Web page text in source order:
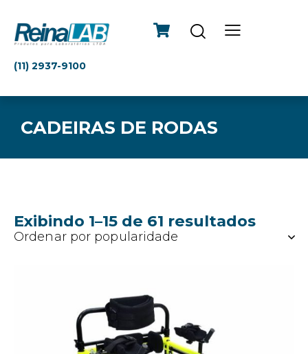
(11) 2937-9100
CADEIRAS DE RODAS
Exibindo 1–15 de 61 resultados